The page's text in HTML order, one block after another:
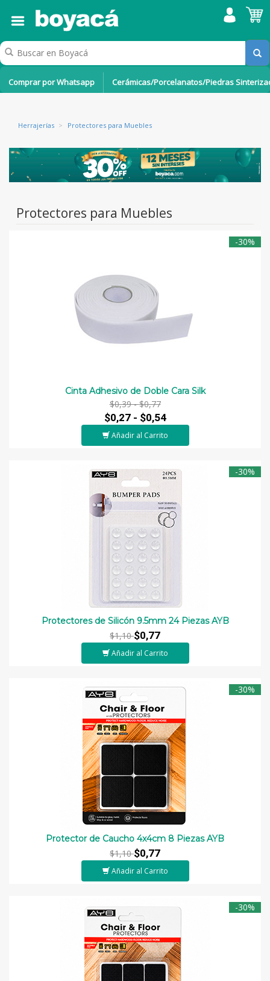
Comprar por Whatsapp Cerámicas/Porcelanatos/Piedras
Herrajerías > Protectores para Muebles
Protectores para Muebles
-30%
Cinta Adhesivo de Doble Cara Silk
$0,39 -$0,77
$0,27 - $0,54
Añadir al Carrito
-30%
Protectores de Silicón 9.5mm 24 Piezas AYB
$1,10$0,77
Añadir al Carrito
-30%
Protector de Caucho 4x4cm 8 Piezas AYB
$1,10$0,77
Añadir al Carrito
-30%